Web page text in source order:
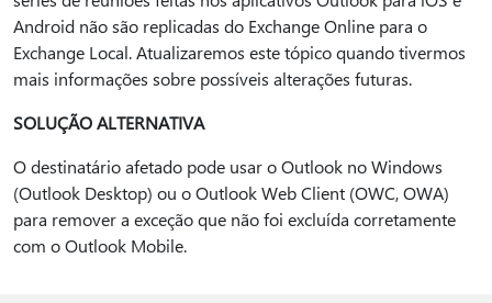
Android não são replicadas do Exchange Online para o
Exchange Local. Atualizaremos este tópico quando tivermos
mais informações sobre possíveis alterações futuras.
SOLUÇÃO ALTERNATIVA
O destinatário afetado pode usar o Outlook no Windows
(Outlook Desktop) ou o Outlook Web Client (OWC, OWA)
para remover a exceção que não foi excluída corretamente
com o Outlook Mobile.